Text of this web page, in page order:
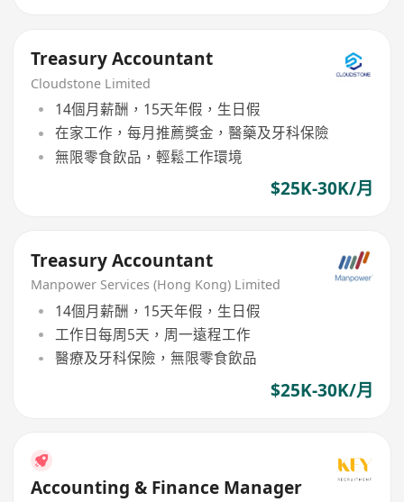
Treasury Accountant
Cloudstone Limited
14個月薪酬，15天年假，生日假
在家工作，每月推薦獎金，醫藥及牙科保險
無限零食飲品，輕鬆工作環境
$25K-30K/月
Treasury Accountant
Manpower Services (Hong Kong) Limited
14個月薪酬，15天年假，生日假
工作日每周5天，周一遠程工作
醫療及牙科保險，無限零食飲品
$25K-30K/月
Accounting & Finance Manager